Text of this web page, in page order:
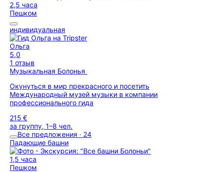
2,5 часа
Пешком
индивидуальная
Ольга
5,0
1 отзыв
Музыкальная Болонья
Окунуться в мир прекрасного и посетить
Международный музей музыки в компании
профессионального гида
215 €
за группу, 1–8 чел.
Все предложения · 24
Падающие башни
1,5 часа
Пешком